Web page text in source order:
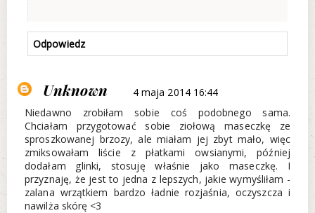
Odpowiedz
Unknown
4 maja 2014 16:44
Niedawno zrobiłam sobie coś podobnego sama.
Chciałam przygotować sobie ziołową maseczkę ze
sproszkowanej brzozy, ale miałam jej zbyt mało, więc
zmiksowałam liście z płatkami owsianymi, później
dodałam glinki, stosuję właśnie jako maseczkę. I
przyznaję, że jest to jedna z lepszych, jakie wymyśliłam -
zalana wrzątkiem bardzo ładnie rozjaśnia, oczyszcza i
nawilża skórę <3